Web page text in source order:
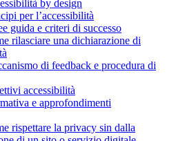
by design
per l’accessibilità
guida e criteri di successo
rilasciare una dichiarazione di
di feedback e procedura di
accessibilità
e approfondimenti
rispettare la privacy sin dalla